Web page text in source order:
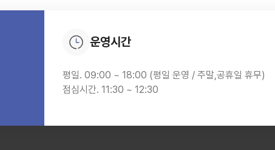
운영시간
평일. 09:00 ~ 18:00 (평일 운영 / 주말,공휴일 휴무)
점심시간. 11:30 ~ 12:30